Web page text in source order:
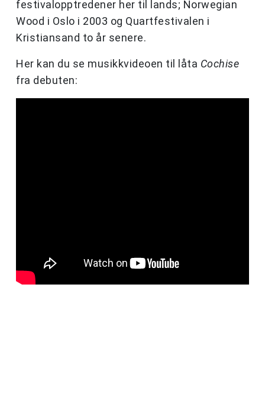
festivalopptredener her til lands; Norwegian
Wood i Oslo i 2003 og Quartfestivalen i
Kristiansand to år senere.
Her kan du se musikkvideoen til låta Cochise
fra debuten: